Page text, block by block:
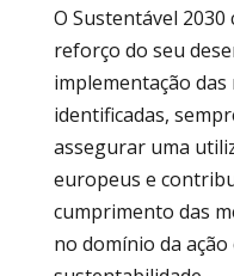
O Sustentável
reforço do seu
implementação das
identificadas,
assegurar uma
europeus e
cumprimento das
no domínio da ação